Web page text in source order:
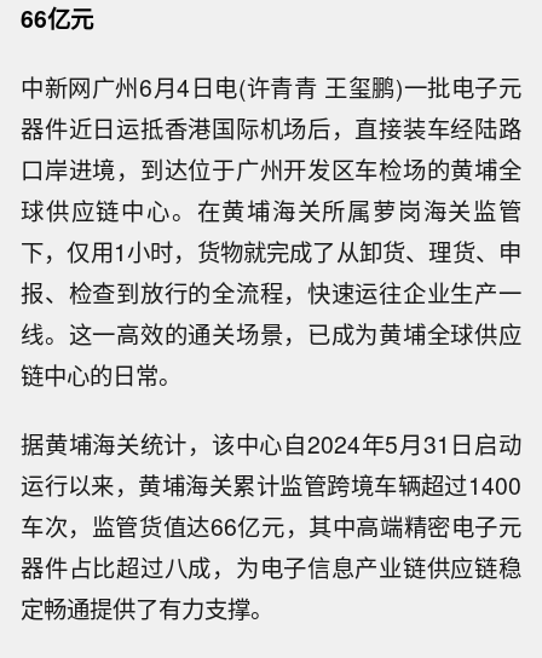
66亿元
中新网广州6月4日电(许青青 王玺鹏)一批电子元
器件近日运抵香港国际机场后，直接装车经陆路
口岸进境，到达位于广州开发区车检场的黄埔全
球供应链中心。在黄埔海关所属萝岗海关监管
下，仅用1小时，货物就完成了从卸货、理货、申
报、检查到放行的全流程，快速运往企业生产一
线。这一高效的通关场景，已成为黄埔全球供应
链中心的日常。
据黄埔海关统计，该中心自2024年5月31日启动
运行以来，黄埔海关累计监管跨境车辆超过1400
车次，监管货值达66亿元，其中高端精密电子元
器件占比超过八成，为电子信息产业链供应链稳
定畅通提供了有力支撑。